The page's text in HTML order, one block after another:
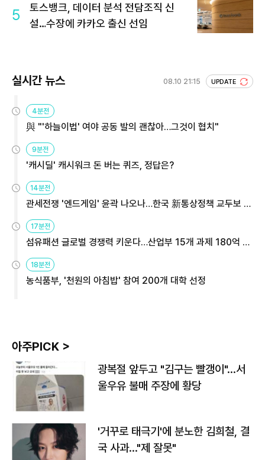
5
토스뱅크, 데이터 분석 전담조직 신
설…수장에 카카오 출신 선임
실시간 뉴스 08.10 21:15 UPDATE
4분전
與 "'하늘이법' 여야 공동 발의 괜찮아…그것이 협치"
9분전
'캐시딜' 캐시워크 돈 버는 퀴즈, 정답은?
14분전
관세전쟁 '엔드게임' 윤곽 나오나…한국 新통상정책 교두보 활
17분전
섬유패션 글로벌 경쟁력 키운다…산업부 15개 과제 180억 지
18분전
농식품부, '천원의 아침밥' 참여 200개 대학 선정
아주PICK >
광복절 앞두고 "김구는 빨갱이"…서
울우유 불매 주장에 황당
'거꾸로 태극기'에 분노한 김희철, 결
국 사과…"제 잘못"